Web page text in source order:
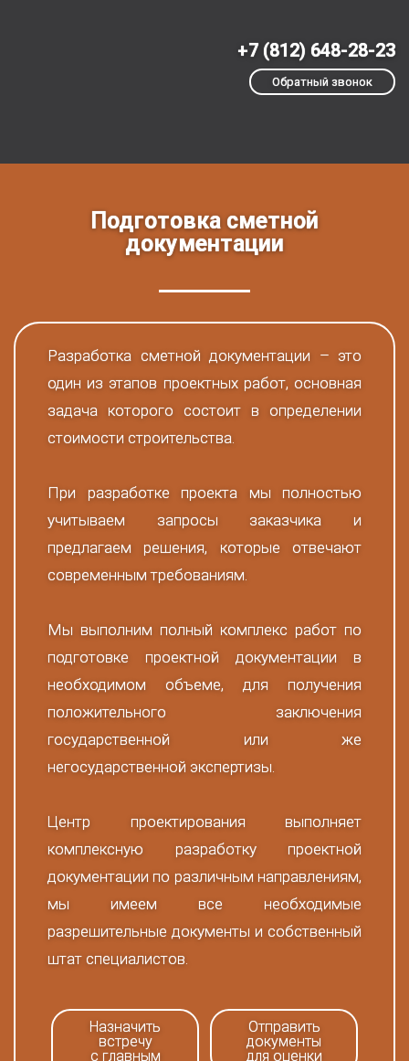
+7 (812) 648-28-23
Обратный звонок
Подготовка сметной
документации
Разработка сметной документации – это
один из этапов проектных работ, основная
задача которого состоит в определении
стоимости строительства.
При разработке проекта мы полностью
учитываем запросы заказчика и
предлагаем решения, которые отвечают
современным требованиям.
Мы выполним полный комплекс работ по
подготовке проектной документации в
необходимом объеме, для получения
положительного заключения
государственной или же
негосударственной экспертизы.
Центр проектирования выполняет
комплексную разработку проектной
документации по различным направлениям,
мы имеем все необходимые
разрешительные документы и собственный
штат специалистов.
Назначить
встречу
с главным
Отправить
документы
для оценки